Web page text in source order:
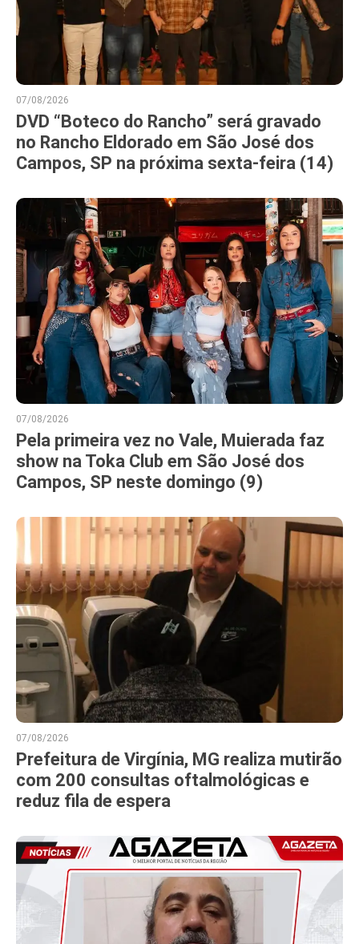
07/08/2026
DVD “Boteco do Rancho” será gravado
no Rancho Eldorado em São José dos
Campos, SP na próxima sexta-feira (14)
07/08/2026
Pela primeira vez no Vale, Muierada faz
show na Toka Club em São José dos
Campos, SP neste domingo (9)
07/08/2026
Prefeitura de Virgínia, MG realiza mutirão
com 200 consultas oftalmológicas e
reduz fila de espera